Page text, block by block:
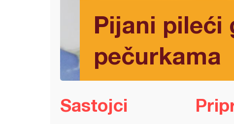
Pijani pileći
pečurkama
Sastojci